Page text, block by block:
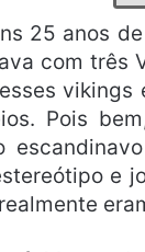
25 anos
com três
Pois
e